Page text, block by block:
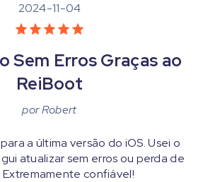
2024-11-04
Sem Erros Graças ao
ReiBoot
porRobert
a última versão do iOS. Usei o
atualizar sem erros ou perda de
Extremamente confiável!